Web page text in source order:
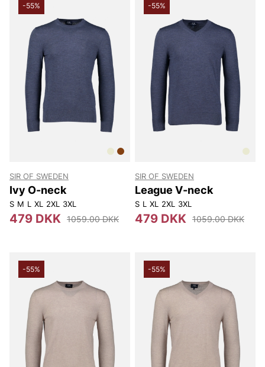
-55%
SIR OF SWEDEN
Ivy O-neck
S M L XL 2XL 3XL
479 DKK 1059.00 DKK
-55%
SIR OF SWEDEN
League V-neck
S L XL 2XL 3XL
479 DKK 1059.00 DKK
-55% -55%